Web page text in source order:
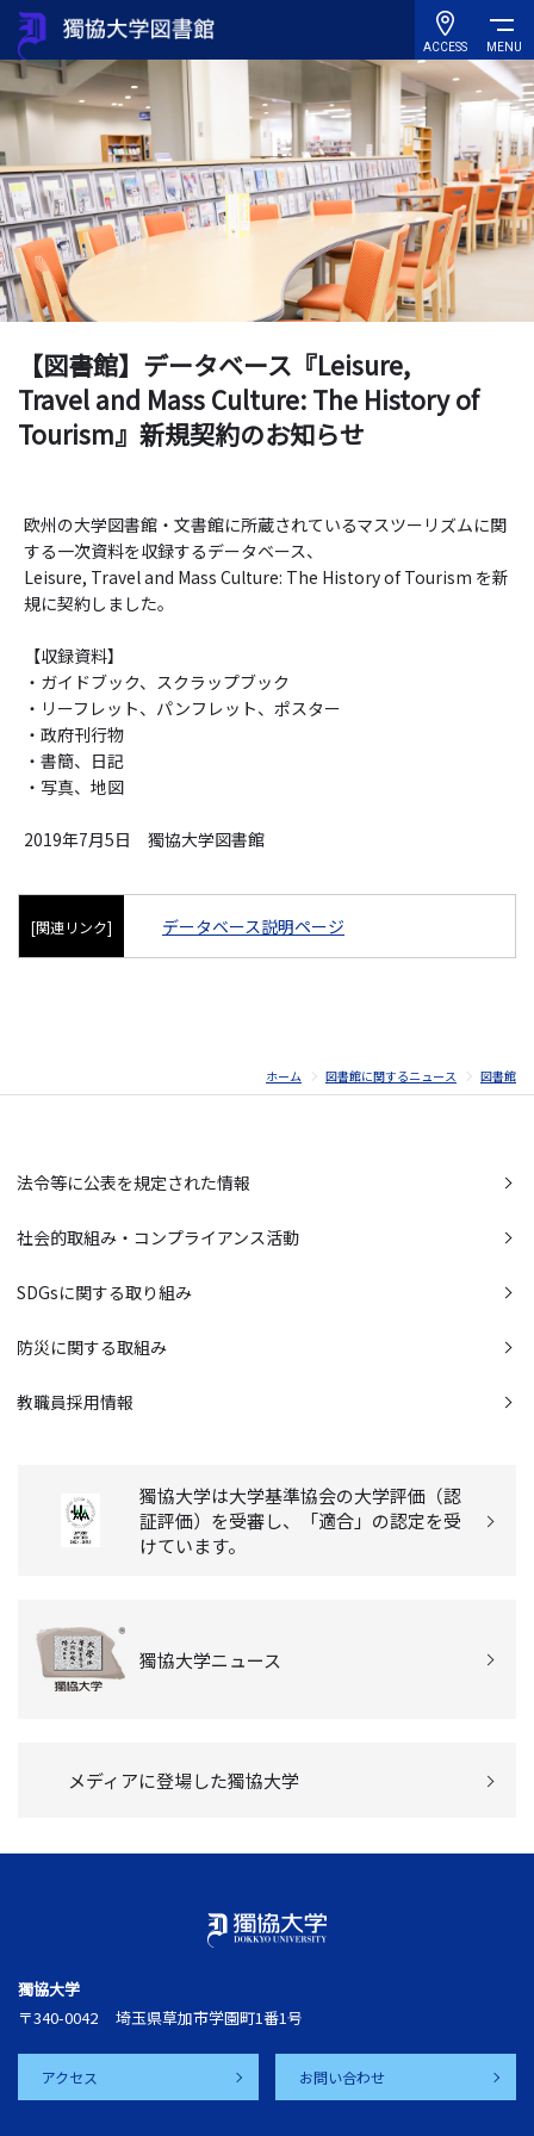
ACCESS MENU
【図書館】データベース『Leisure,
Travel and Mass Culture: The History of
Tourism』新規契約のお知らせ
欧州の大学図書館・文書館に所蔵されているマスツーリズムに関
する一次資料を収録するデータベース、
Leisure, Travel and Mass Culture: The History of Tourism を新
規に契約しました。
【収録資料】
・ガイドブック、スクラップブック
・リーフレット、パンフレット、ポスター
・政府刊行物
・書簡、日記
・写真、地図
2019年7月5日 獨協大学図書館
[関連リンク] データベース説明ページ
ホーム 図書館に関するニュース 図書館
法令等に公表を規定された情報
社会的取組み・コンプライアンス活動
SDGsに関する取り組み
防災に関する取組み
教職員採用情報
獨協大学は大学基準協会の大学評価（認
証評価）を受審し、「適合」の認定を受
けています。
獨協大学ニュース
メディアに登場した獨協大学
獨協大学
〒340-0042
埼玉県草加市学園町1番1号
アクセス お問い合わせ